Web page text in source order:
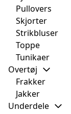
Pullovers
Skjorter
Strikbluser
Toppe
Tunikaer
Overtøj
Frakker
Jakker
Underdele